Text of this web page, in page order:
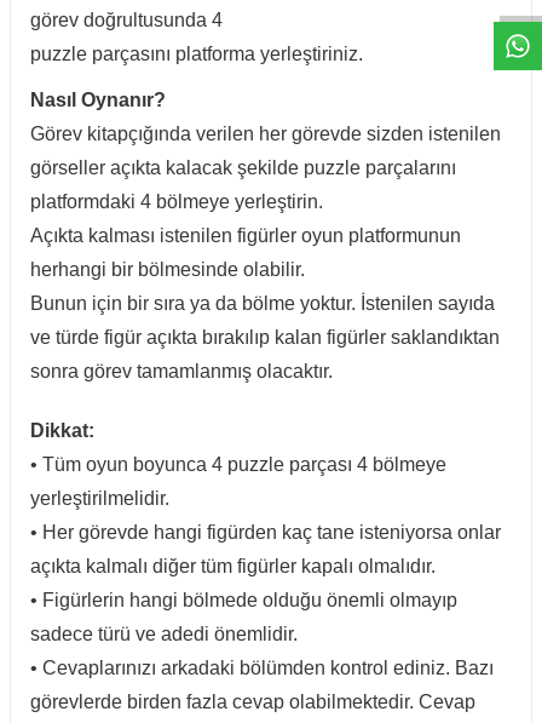
görev doğrultusunda 4
puzzle parçasını platforma yerleştiriniz.
Nasıl Oynanır?
Görev kitapçığında verilen her görevde sizden istenilen
görseller açıkta kalacak şekilde puzzle parçalarını
platformdaki 4 bölmeye yerleştirin.
Açıkta kalması istenilen figürler oyun platformunun
herhangi bir bölmesinde olabilir.
Bunun için bir sıra ya da bölme yoktur. İstenilen sayıda
ve türde figür açıkta bırakılıp kalan figürler saklandıktan
sonra görev tamamlanmış olacaktır.
Dikkat:
• Tüm oyun boyunca 4 puzzle parçası 4 bölmeye
yerleştirilmelidir.
• Her görevde hangi figürden kaç tane isteniyorsa onlar
açıkta kalmalı diğer tüm figürler kapalı olmalıdır.
• Figürlerin hangi bölmede olduğu önemli olmayıp
sadece türü ve adedi önemlidir.
• Cevaplarınızı arkadaki bölümden kontrol ediniz. Bazı
görevlerde birden fazla cevap olabilmektedir. Cevap